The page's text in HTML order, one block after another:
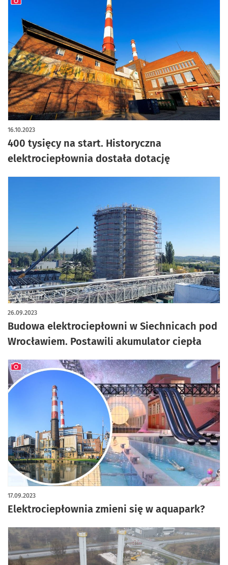
400 tysięcy na start. Historyczna
elektrociepłownia dostała dotację
16.10.2023
artykuł z galerią zdjęć
Budowa elektrociepłowni w Siechnicach pod
Wrocławiem. Postawili akumulator ciepła
26.09.2023
Elektrociepłownia zmieni się w aquapark?
17.09.2023
artykuł z galerią zdjęć